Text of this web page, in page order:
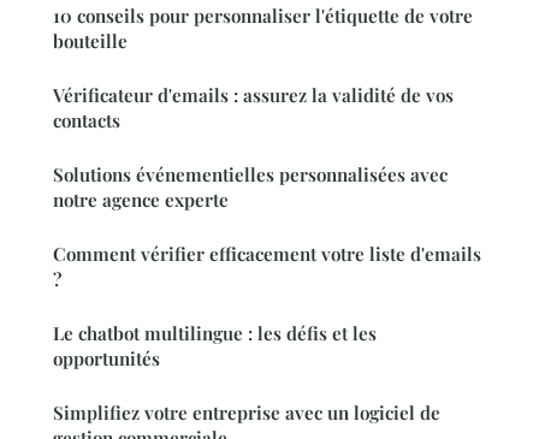
10 conseils pour personnaliser l'étiquette de votre
bouteille
Vérificateur d'emails : assurez la validité de vos
contacts
Solutions événementielles personnalisées avec
notre agence experte
Comment vérifier efficacement votre liste d'emails
?
Le chatbot multilingue : les défis et les
opportunités
Simplifiez votre entreprise avec un logiciel de